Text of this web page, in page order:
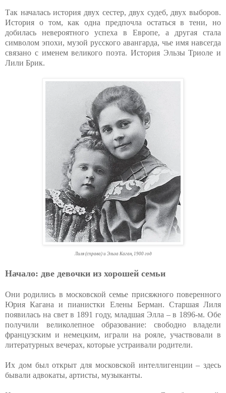
Так началась история двух сестер, двух судеб, двух выборов.
История о том, как одна предпочла остаться в тени, но
добилась невероятного успеха в Европе, а другая стала
символом эпохи, музой русского авангарда, чье имя навсегда
связано с именем великого поэта. История Эльзы Триоле и
Лили Брик.
Лиля (справа) и Эльза Каган, 1900 год
Начало: две девочки из хорошей семьи
Они родились в московской семье присяжного поверенного
Юрия Кагана и пианистки Елены Берман. Старшая Лиля
появилась на свет в 1891 году, младшая Элла – в 1896-м. Обе
получили великолепное образование: свободно владели
французским и немецким, играли на рояле, участвовали в
литературных вечерах, которые устраивали родители.
Их дом был открыт для московской интеллигенции – здесь
бывали адвокаты, артисты, музыканты.